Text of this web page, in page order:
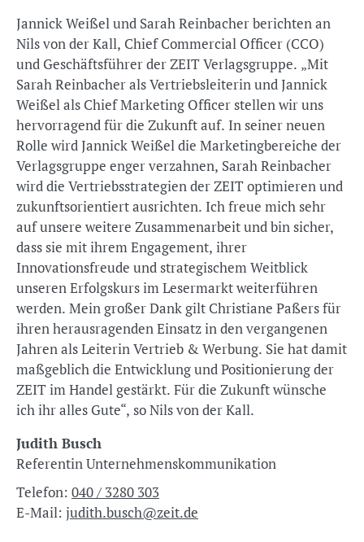
Jannick Weißel und Sarah Reinbacher berichten an
Nils von der Kall, Chief Commercial Officer (CCO)
und Geschäftsführer der ZEIT Verlagsgruppe. „Mit
Sarah Reinbacher als Vertriebsleiterin und Jannick
Weißel als Chief Marketing Officer stellen wir uns
hervorragend für die Zukunft auf. In seiner neuen
Rolle wird Jannick Weißel die Marketingbereiche der
Verlagsgruppe enger verzahnen, Sarah Reinbacher
wird die Vertriebsstrategien der ZEIT optimieren und
zukunftsorientiert ausrichten. Ich freue mich sehr
auf unsere weitere Zusammenarbeit und bin sicher,
dass sie mit ihrem Engagement, ihrer
Innovationsfreude und strategischem Weitblick
unseren Erfolgskurs im Lesermarkt weiterführen
werden. Mein großer Dank gilt Christiane Paßers für
ihren herausragenden Einsatz in den vergangenen
Jahren als Leiterin Vertrieb & Werbung. Sie hat damit
maßgeblich die Entwicklung und Positionierung der
ZEIT im Handel gestärkt. Für die Zukunft wünsche
ich ihr alles Gute“, so Nils von der Kall.
Judith Busch
Referentin Unternehmenskommunikation
Telefon: 040 / 3280 303
E-Mail: judith.busch@zeit.de